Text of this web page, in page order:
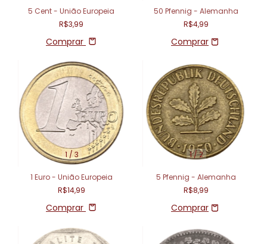
5 Cent - União Europeia
R$3,99
Comprar
50 Pfennig - Alemanha
R$4,99
1 / 3
1 Euro - União Europeia
R$14,99
Comprar
1/2
5 Pfennig - Alemanha
R$8,99